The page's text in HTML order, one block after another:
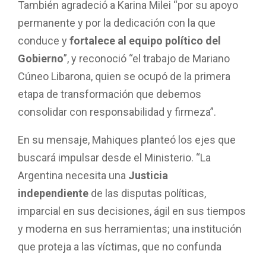
También agradeció a Karina Milei “por su apoyo
permanente y por la dedicación con la que
conduce y fortalece al equipo político del
Gobierno ”, y reconoció “el trabajo de Mariano
Cúneo Libarona, quien se ocupó de la primera
etapa de transformación que debemos
consolidar con responsabilidad y firmeza”.
En su mensaje, Mahiques planteó los ejes que
buscará impulsar desde el Ministerio. “La
Argentina necesita una Justicia
independiente de las disputas políticas,
imparcial en sus decisiones, ágil en sus tiempos
y moderna en sus herramientas; una institución
que proteja a las víctimas, que no confunda